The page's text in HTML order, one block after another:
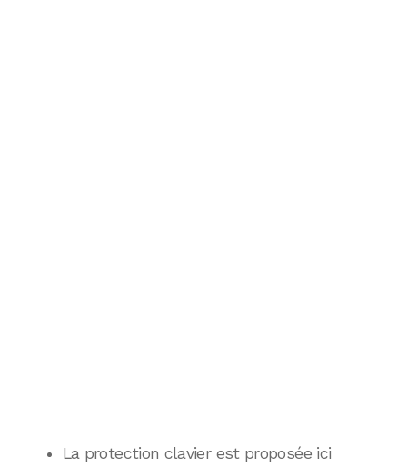
La protection clavier est proposée ici